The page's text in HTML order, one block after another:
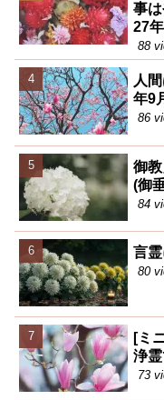
事
27
88
人
年9
86
御
(御
84
言
80
[ミ
浄
73